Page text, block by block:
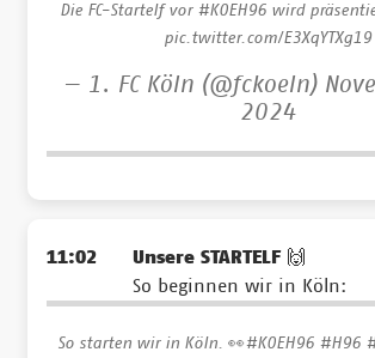
Die FC-Startelf vor #KOEH96 wird
pic.twitter.com/E3XqYTXg19
— 1. FC Köln (@fckoeln)
2024
11:02
Unsere STARTELF 🙌
So beginnen wir in Köln:
So starten wir in Köln. 👀#KOEH96 #H96